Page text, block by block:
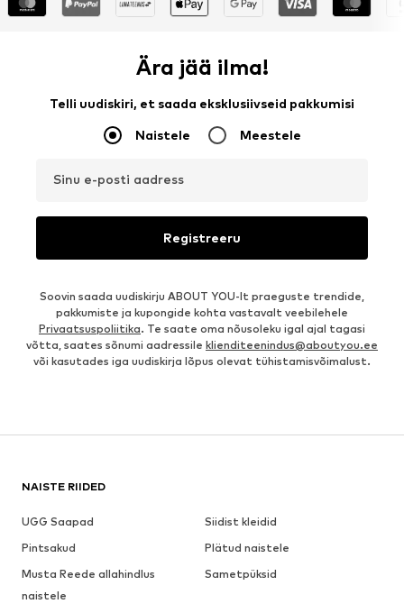
Ära jää ilma!
Telli uudiskiri, et saada eksklusiivseid pakkumisi
Naistele Meestele
Sinu e-posti aadress
Registreeru
Soovin saada uudiskirju ABOUT YOU-lt praeguste trendide,
pakkumiste ja kupongide kohta vastavalt veebilehele
Privaatsuspoliitika. Te saate oma nõusoleku igal ajal tagasi
võtta, saates sõnumi aadressile klienditeenindus@aboutyou.ee
või kasutades iga uudiskirja lõpus olevat tühistamisvõimalust.
NAISTE RIIDED
UGG Saapad
Siidist kleidid
Pintsakud
Plätud naistele
Musta Reede allahindlus
naistele
Sametpüksid